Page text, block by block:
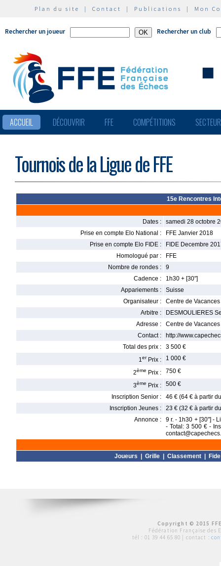
Plan du site | Contact | Publications | Mon
Rechercher un joueur Rechercher un club
ACCUEIL DÉCOUVRIR FFE COMPÉTITIONS
Tournois de la Ligue de FFE
15e Rencontres
Dates :
samedi 28 octobre
Prise en compte Elo National :
FFE Janvier 2018
Prise en compte Elo FIDE :
FIDE Decembre
Homologué par :
FFE
Nombre de rondes :
9
Cadence :
1h30 + [30"]
Appariements :
Suisse
Organisateur :
Centre de
Arbitre :
DESMOULIERES
Adresse :
Centre de
Contact :
http://
Total des prix :
3 500 €
1er Prix : 1 000 €
2ème Prix : 750 €
3ème Prix :
500 €
Inscription Senior :
46 € (64 € à partir
Inscription Jeunes :
23 € (32 € à partir
Annonce :
9 r. - 1h30 + [30"] -
- Total: 3 500 € -
Joueurs Grille Classement Fide
Copyright © 2015
Fédération Française des
tél : 01 39 44 65 80 | contact :